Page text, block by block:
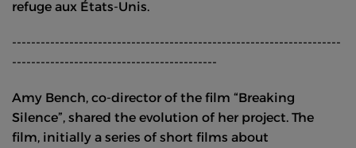
refuge aux États-Unis.
---------------------------------------------------------------------
-------------------------------------------
Amy Bench, co-director of the film “Breaking
Silence”, shared the evolution of her project. The
film, initially a series of short films about